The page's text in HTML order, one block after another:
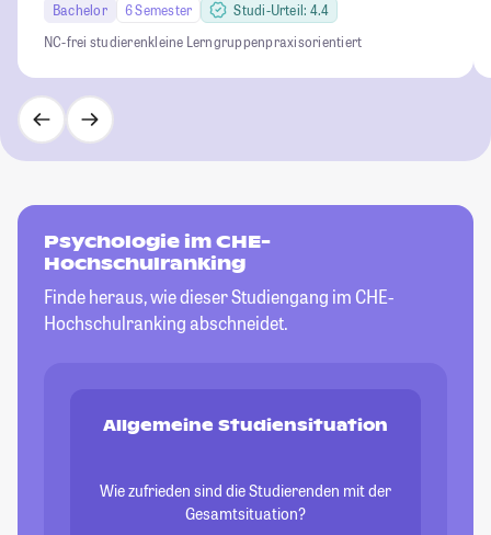
Bachelor 6 Semester
Studi-Urteil: 4.4
NC-frei studierenkleine Lerngruppenpraxisorientiert
Psychologie im CHE-
Hochschulranking
Finde heraus, wie dieser Studiengang im CHE-
Hochschulranking abschneidet.
Allgemeine Studiensituation
Wie zufrieden sind die Studierenden mit der
Gesamtsituation?